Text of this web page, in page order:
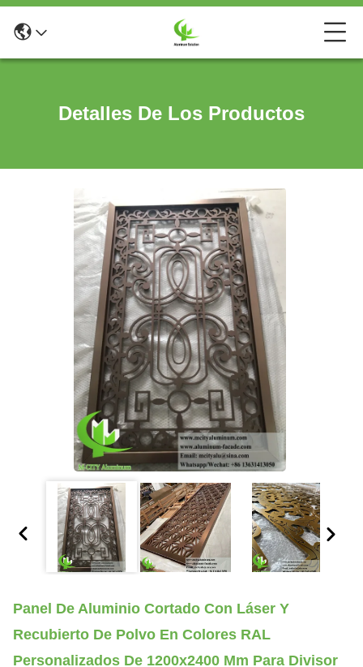
Detalles De Los Productos
Panel De Aluminio Cortado Con Láser Y
Recubierto De Polvo En Colores RAL
Personalizados De 1200x2400 Mm Para Divisor